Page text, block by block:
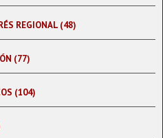
REGIONAL (48)
(77)
(104)